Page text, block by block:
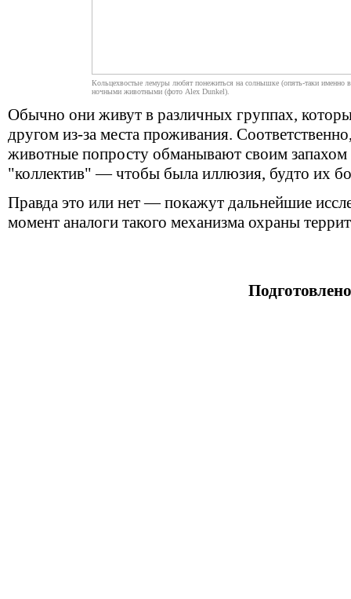
Кольцехвостые лемуры любят понежиться на солнышке (опять-таки именно
ночными животными (фото Alex Dunkel).
Обычно они живут в различных группах,
другом из-за места проживания.
животные попросту обманывают своим
"коллектив" — чтобы была иллюзия, будто их
Правда это или нет — покажут дальнейшие
момент аналоги такого механизма охраны